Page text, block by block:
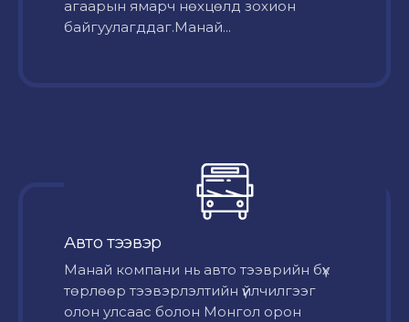
агаарын ямарч нөхцөлд зохион
байгуулагддаг.Манай...
Авто тээвэр
Mанай компани нь авто тээврийн бүх
төрлөөр тээвэрлэлтийн үйлчилгээг
олон улсаас болон Монгол орон